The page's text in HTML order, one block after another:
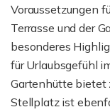
Voraussetzungen
Terrasse und der
besonderes
für Urlaubsgefühl
Gartenhütte bietet
Stellplatz ist